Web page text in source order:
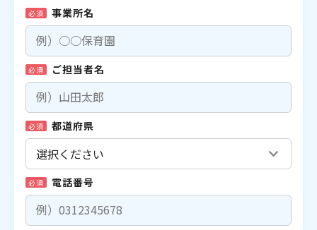
必須 事業所名
必須 ご担当者名
必須 都道府県
必須 電話番号